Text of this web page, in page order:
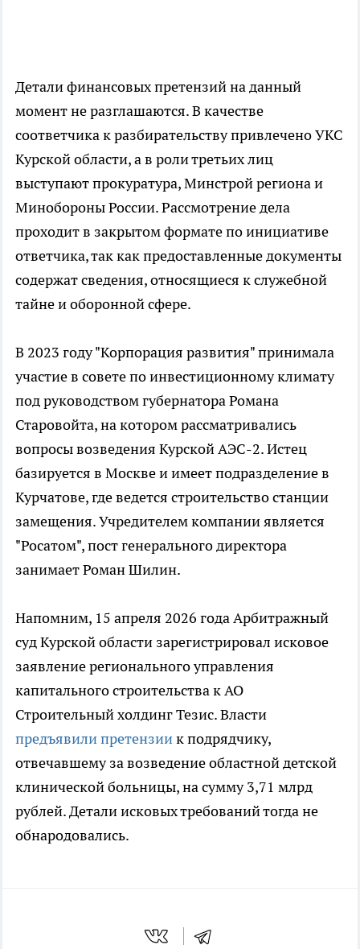
Детали финансовых претензий на данный
момент не разглашаются. В качестве
соответчика к разбирательству привлечено УКС
Курской области, а в роли третьих лиц
выступают прокуратура, Минстрой региона и
Минобороны России. Рассмотрение дела
проходит в закрытом формате по инициативе
ответчика, так как предоставленные документы
содержат сведения, относящиеся к служебной
тайне и оборонной сфере.
В 2023 году "Корпорация развития" принимала
участие в совете по инвестиционному климату
под руководством губернатора Романа
Старовойта, на котором рассматривались
вопросы возведения Курской АЭС-2. Истец
базируется в Москве и имеет подразделение в
Курчатове, где ведется строительство станции
замещения. Учредителем компании является
"Росатом", пост генерального директора
занимает Роман Шилин.
Напомним, 15 апреля 2026 года Арбитражный
суд Курской области зарегистрировал исковое
заявление регионального управления
капитального строительства к АО
Строительный холдинг Тезис. Власти
предъявили претензиик подрядчику,
отвечавшему за возведение областной детской
клинической больницы, на сумму 3,71 млрд
рублей. Детали исковых требований тогда не
обнародовались.